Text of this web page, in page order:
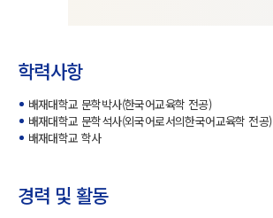
학력사항
배재대학교 문학박사(한국어교육학 전공)
배재대학교 문학석사(외국어로서의한국어교육학 전공)
배재대학교 학사
경력 및 활동